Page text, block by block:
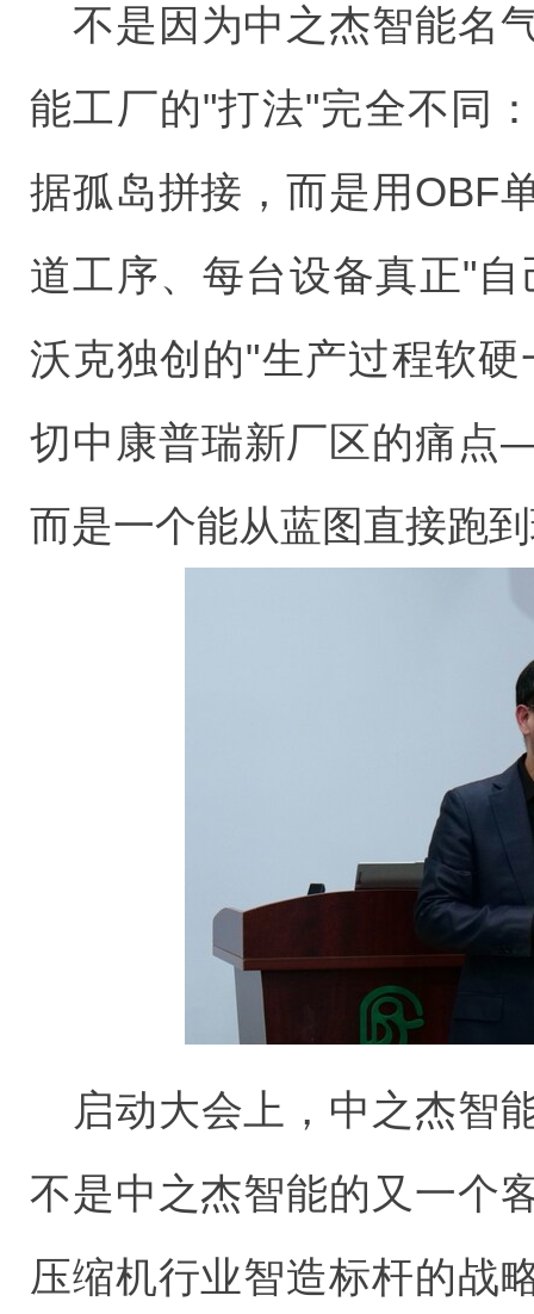
不是因为中之杰智能名
能工厂的"打法"完全不同
据孤岛拼接，而是用OBF
道工序、每台设备真正"
沃克独创的"生产过程软
切中康普瑞新厂区的痛
而是一个能从蓝图直接跑
启动大会上，中之杰智
不是中之杰智能的又一个
压缩机行业智造标杆的战